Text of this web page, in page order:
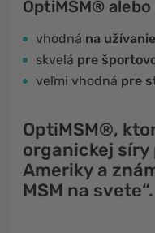
OptiMSM®
vhodná na
skvelá pre
veľmi vhodná pre
OptiMSM®,
organickej síry
Ameriky a
MSM na svete“.